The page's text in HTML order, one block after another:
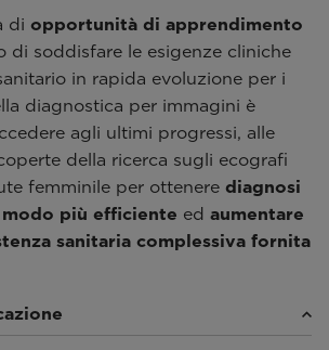
di opportunità di apprendimento
di soddisfare le esigenze cliniche
in rapida evoluzione per i
diagnostica per immagini è
agli ultimi progressi, alle
della ricerca sugli ecografi
femminile per ottenere diagnosi
più efficiente ed aumentare
sanitaria complessiva fornita